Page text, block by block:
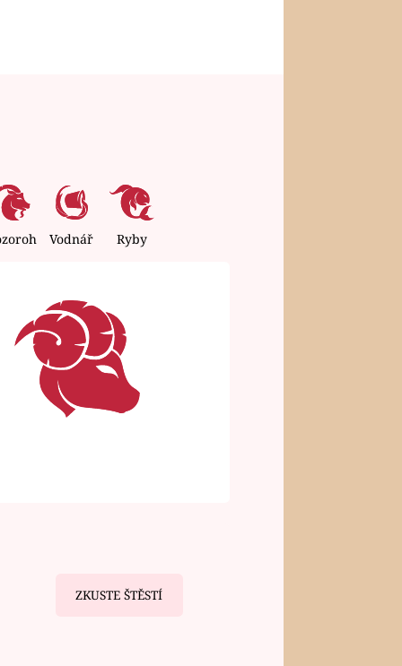
Vodnář Ryby
ZKUSTE ŠTĚSTÍ